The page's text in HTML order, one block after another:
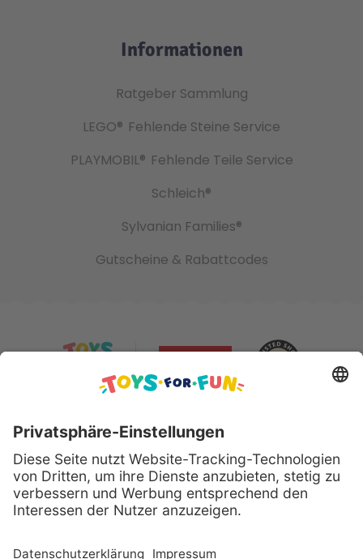
Informationen
Ratgeber Sammlung
LEGO® Fehlende Steine Service
PLAYMOBIL® Fehlende Teile Service
Schleich®
Sylvanian Families®
Gutscheine & Rabattcodes
Sicher bezahlen mit: